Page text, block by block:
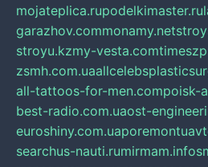
mojateplica.rupodelkimaster.ru
garazhov.commonamy.net
stroyu.kzmy-vesta.com
zsmh.com.ua
all-tattoos-for-men.compoisk-
best-radio.com.uaost-
euroshiny.com.ua
searchus-nauti.rumirmam.info